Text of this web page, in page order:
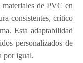
materiales de PVC en
consistentes, crítico
Esta adaptabilidad
personalizados de
por igual.